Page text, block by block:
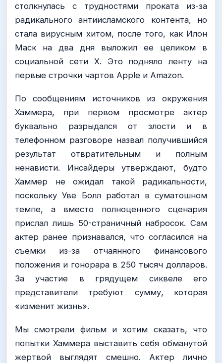
столкнулась с трудностями проката из-за
радикального антиисламского контента, но
стала вирусным хитом, после того, как Илон
Маск на два дня выложил ее целиком в
социальной сети X. Это подняло ленту на
первые строчки чартов Apple и Amazon.
По сообщениям источников из окружения
Хаммера, при первом просмотре актер
буквально разрыдался от злости и в
телефонном разговоре назвал получившийся
результат отвратительным и полным
ненависти. Инсайдеры утверждают, будто
Хаммер не ожидал такой радикальности,
поскольку Уве Болл работал в суматошном
темпе, а вместо полноценного сценария
прислал лишь 50-страничный набросок. Сам
актер ранее признавался, что согласился на
съемки из-за отчаянного финансового
положения и гонорара в 250 тысяч долларов.
За участие в грядущем сиквеле его
представители требуют сумму, которая
«изменит жизнь».
Мы смотрели фильм и хотим сказать, что
попытки Хаммера выставить себя обманутой
жертвой выглядят смешно. Актер лично